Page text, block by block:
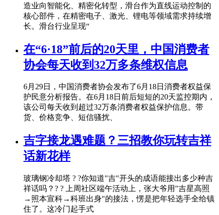
造业向智能化、精密化转型，滑台作为直线运动控制的
核心部件，在精密电子、激光、锂电等领域需求持续增
长。滑台行业呈现“
在“6·18”前后的20天里，中国消费者
协会每天收到32万多条维权信息
6月29日，中国消费者协会发布了6月18日消费者权益保
护民意分析报告。在6月18日前后短短的20天监控期内，
该公司每天收到超过32万条消费者权益保护信息。带
货、价格竞争、短信骚扰、
吉字接龙遇难题？三招教你玩转吉祥
话新花样
玻璃钢冷却塔 ? ?你知道"吉"开头的成语能接出多少种吉
祥话吗？? ? 上周社区端午活动上，张大爷用"吉星高照
→照本宣科→科班出身"的接法，愣是把年轻选手全给镇
住了。这冷门起手式